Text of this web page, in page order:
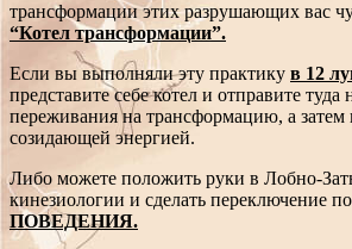
трансформации этих разрушающих вас
“Котел трансформации”.
Если вы выполняли эту практику в 12
представите себе котел и отправите туда
переживания на трансформацию, а затем
созидающей энергией.
Либо можете положить руки в Лобно-
кинезиологии и сделать переключение по
ПОВЕДЕНИЯ.